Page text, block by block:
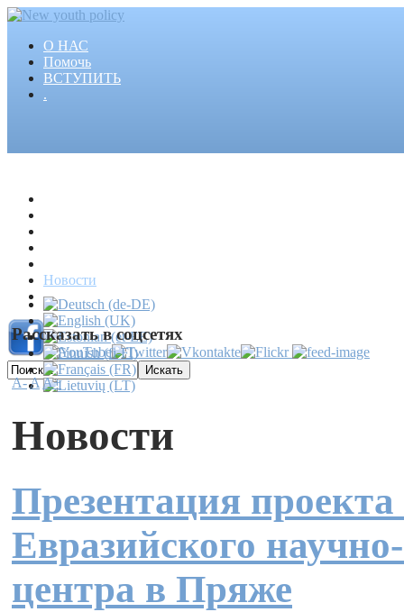
О НАС
Помочь
ВСТУПИТЬ
.
Новости
Пресса
Рассказать в соцсетях
A-AA+
Новости
Презентация
Евразийского
центра в Пряже